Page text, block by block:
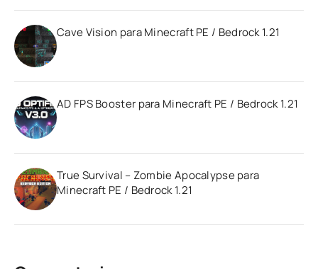
Cave Vision para Minecraft PE / Bedrock 1.21
AD FPS Booster para Minecraft PE / Bedrock 1.21
True Survival – Zombie Apocalypse para
Minecraft PE / Bedrock 1.21